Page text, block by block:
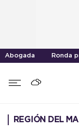
Abogada Ronda
REGIÓN DEL